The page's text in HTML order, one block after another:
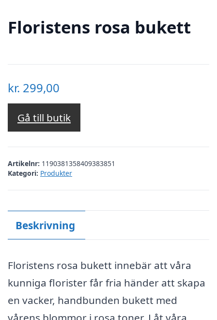
Floristens rosa bukett
kr. 299,00
Gå till butik
Artikelnr: 1190381358409383851
Kategori: Produkter
Beskrivning
Floristens rosa bukett innebär att våra
kunniga florister får fria händer att skapa
en vacker, handbunden bukett med